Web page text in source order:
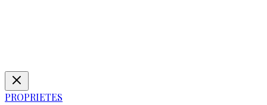
PROPRIETES